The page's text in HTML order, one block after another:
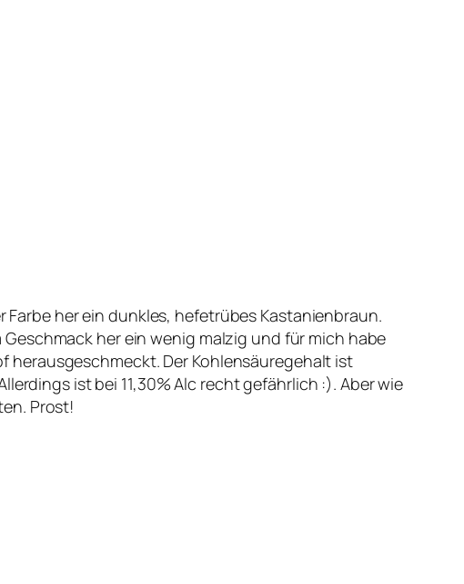
her ein dunkles, hefetrübes Kastanienbraun.
her ein wenig malzig und für mich habe
herausgeschmeckt. Der Kohlensäuregehalt ist
ist bei 11,30% Alc recht gefährlich :). Aber wie
Prost!